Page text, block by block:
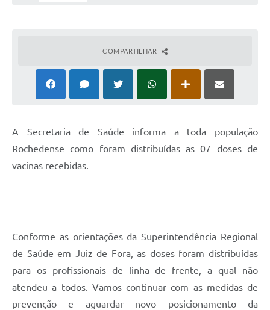
COMPARTILHAR
A Secretaria de Saúde informa a toda população
Rochedense como foram distribuídas as 07 doses de
vacinas recebidas.
Conforme as orientações da Superintendência Regional
de Saúde em Juiz de Fora, as doses foram distribuídas
para os profissionais de linha de frente, a qual não
atendeu a todos. Vamos continuar com as medidas de
prevenção e aguardar novo posicionamento da